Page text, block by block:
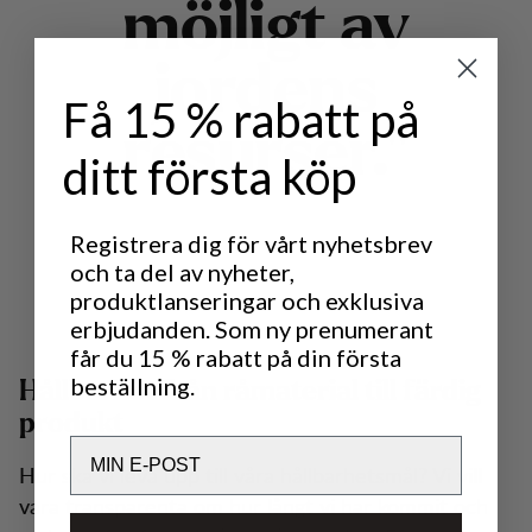
möjligt av
jor e ns
resurser."
Hållbarhet från råmaterial till färdig
produkt
Hur ska vi leva upp till våra hållbarhetsmål? Vi vill
vara transparenta om hur långt vi har kommit och
Få 15 % rabatt på
ditt första köp
Registrera dig för vårt nyhetsbrev
och ta del av nyheter,
produktlanseringar och exklusiva
erbjudanden. Som ny prenumerant
får du 15 % rabatt på din första
beställning.